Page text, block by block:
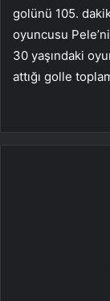
golünü 105.
oyuncusu
30 yaşındaki
attığı golle